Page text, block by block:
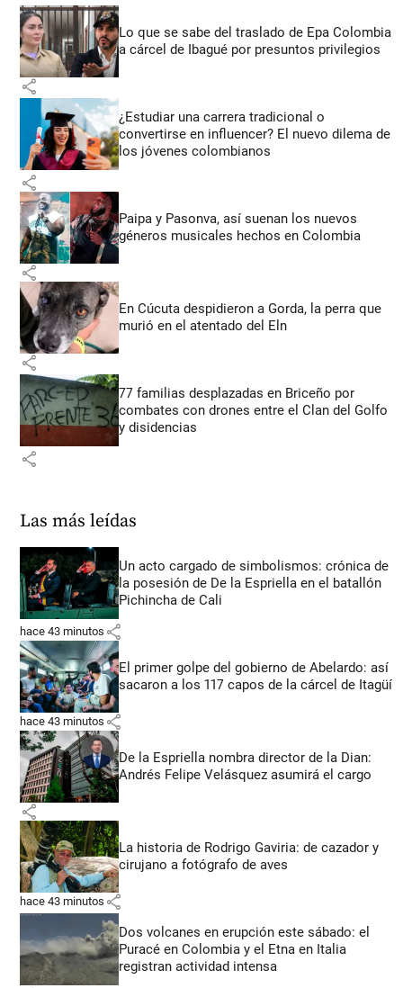
Lo que se sabe del traslado de Epa Colombia
a cárcel de Ibagué por presuntos privilegios
share
¿Estudiar una carrera tradicional o
convertirse en influencer? El nuevo dilema de
los jóvenes colombianos
share
Paipa y Pasonva, así suenan los nuevos
géneros musicales hechos en Colombia
share
En Cúcuta despidieron a Gorda, la perra que
murió en el atentado del Eln
share
77 familias desplazadas en Briceño por
combates con drones entre el Clan del Golfo
y disidencias
share
Las más leídas
Un acto cargado de simbolismos: crónica de
la posesión de De la Espriella en el batallón
Pichincha de Cali
hace 43 minutos share
El primer golpe del gobierno de Abelardo: así
sacaron a los 117 capos de la cárcel de Itagüí
hace 43 minutos share
De la Espriella nombra director de la Dian:
Andrés Felipe Velásquez asumirá el cargo
share
La historia de Rodrigo Gaviria: de cazador y
cirujano a fotógrafo de aves
hace 43 minutos share
Dos volcanes en erupción este sábado: el
Puracé en Colombia y el Etna en Italia
registran actividad intensa